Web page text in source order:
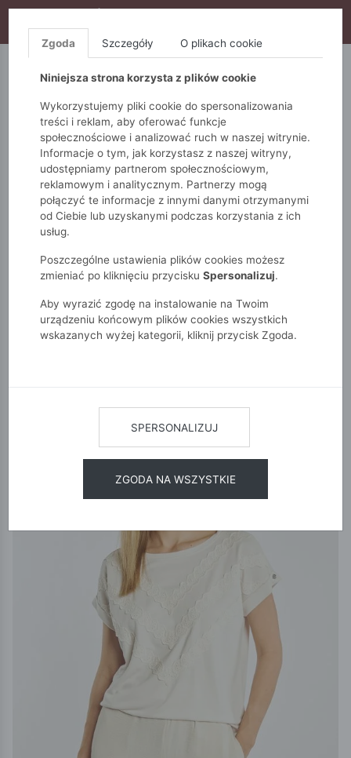
S10), DODATKOWE 15% ZA 3SZT (KOD: S15)
5.10.15. QUIOSQUE
Monnari WYPRZEDAŻ -50%
WYPRZEDAŻ -50%
POKAŻ FILTRY
Zgoda Szczegóły O plikach cookie
Niniejsza strona korzysta z plików cookie
Wykorzystujemy pliki cookie do spersonalizowania
treści i reklam, aby oferować funkcje
społecznościowe i analizować ruch w naszej witrynie.
Informacje o tym, jak korzystasz z naszej witryny,
udostępniamy partnerom społecznościowym,
reklamowym i analitycznym. Partnerzy mogą
połączyć te informacje z innymi danymi otrzymanymi
od Ciebie lub uzyskanymi podczas korzystania z ich
usług.
Poszczególne ustawienia plików cookies możesz
zmieniać po kliknięciu przycisku Spersonalizuj.
Aby wyrazić zgodę na instalowanie na Twoim
urządzeniu końcowym plików cookies wszystkich
wskazanych wyżej kategorii, kliknij przycisk Zgoda.
SPERSONALIZUJ
ZGODA NA WSZYSTKIE